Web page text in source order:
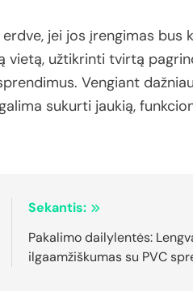
erdve, jei jos įrengimas bus
vietą, užtikrinti tvirtą
Vengiant
galima sukurti jaukią,
Sekantis:
Pakalimo dailylentės:
ilgaamžiškumas su PVC